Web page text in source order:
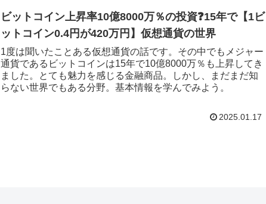
ビットコイン上昇率10億8000万％の投資❓15年で【1ビ
ットコイン0.4円が420万円】仮想通貨の世界
1度は聞いたことある仮想通貨の話です。その中でもメジャー
通貨であるビットコインは15年で10億8000万％も上昇してき
ました。とても魅力を感じる金融商品。しかし、まだまだ知
らない世界でもある分野。基本情報を学んでみよう。
2025.01.17